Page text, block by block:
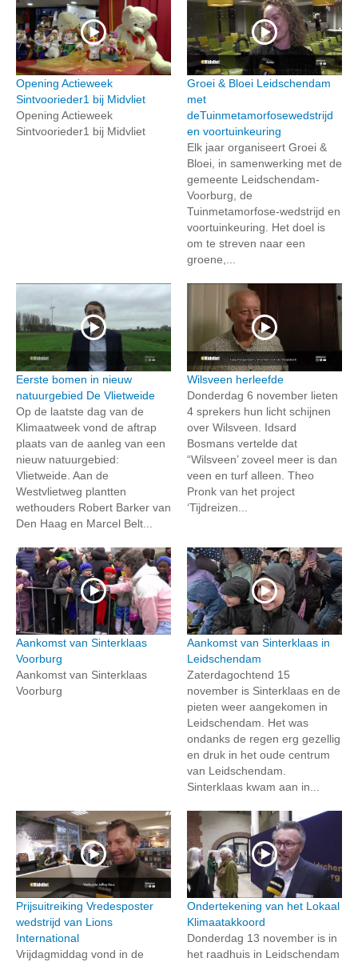
Opening Actieweek
Sintvoorieder1 bij Midvliet
Opening Actieweek
Sintvoorieder1 bij Midvliet
Groei & Bloei Leidschendam
met
deTuinmetamorfosewedstrijd
en voortuinkeuring
Elk jaar organiseert Groei &
Bloei, in samenwerking met de
gemeente Leidschendam-
Voorburg, de
Tuinmetamorfose-wedstrijd en
voortuinkeuring. Het doel is
om te streven naar een
groene,...
Eerste bomen in nieuw
natuurgebied De Vlietweide
Op de laatste dag van de
Klimaatweek vond de aftrap
plaats van de aanleg van een
nieuw natuurgebied:
Vlietweide. Aan de
Westvlietweg plantten
wethouders Robert Barker van
Den Haag en Marcel Belt...
Wilsveen herleefde
Donderdag 6 november lieten
4 sprekers hun licht schijnen
over Wilsveen. Idsard
Bosmans vertelde dat
“Wilsveen’ zoveel meer is dan
veen en turf alleen. Theo
Pronk van het project
‘Tijdreizen...
Aankomst van Sinterklaas
Voorburg
Aankomst van Sinterklaas
Voorburg
Aankomst van Sinterklaas in
Leidschendam
Zaterdagochtend 15
november is Sinterklaas en de
pieten weer aangekomen in
Leidschendam. Het was
ondanks de regen erg gezellig
en druk in het oude centrum
van Leidschendam.
Sinterklaas kwam aan in...
Prijsuitreiking Vredesposter
wedstrijd van Lions
International
Vrijdagmiddag vond in de
Ondertekening van het Lokaal
Klimaatakkoord
Donderdag 13 november is in
het raadhuis in Leidschendam